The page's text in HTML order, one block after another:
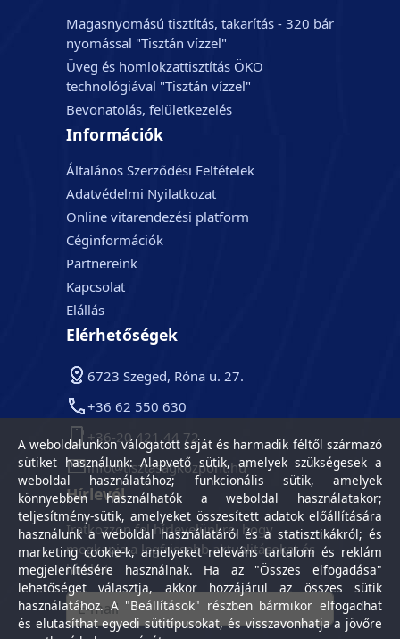
Magasnyomású tisztítás, takarítás - 320 bár
nyomással "Tisztán vízzel"
Üveg és homlokzattisztítás ÖKO
technológiával "Tisztán vízzel"
Bevonatolás, felületkezelés
Információk
Általános Szerződési Feltételek
Adatvédelmi Nyilatkozat
Online vitarendezési platform
Céginformációk
Partnereink
Kapcsolat
Elállás
Elérhetőségek
6723 Szeged, Róna u. 27.
+36 62 550 630
+36-20 421 44 72
info@tisztasagkozpont.hu
Hírlevél
Iratkozzon fel hírlevelünkre, hogy
megkapja a legfrissebb aktualitásokat és
híreket.
A weboldalunkon válogatott saját és harmadik féltől származó
sütiket használunk: Alapvető sütik, amelyek szükségesek a
weboldal használatához; funkcionális sütik, amelyek
könnyebben használhatók a weboldal használatakor;
teljesítmény-sütik, amelyeket összesített adatok előállítására
használunk a weboldal használatáról és a statisztikákról; és
marketing cookie-k, amelyeket releváns tartalom és reklám
megjelenítésére használnak. Ha az "Összes elfogadása"
lehetőséget választja, akkor hozzájárul az összes sütik
használatához. A "Beállítások" részben bármikor elfogadhat
és elutasíthat egyedi sütitípusokat, és visszavonhatja a jövőre